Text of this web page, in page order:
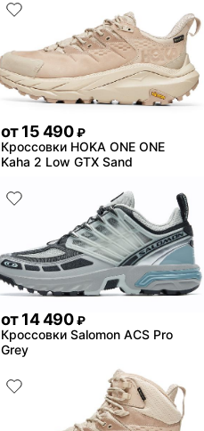
от15 490 ₽
Кроссовки HOKA ONE ONE
Kaha 2 Low GTX Sand
от14 490 ₽
Кроссовки Salomon ACS Pro
Grey